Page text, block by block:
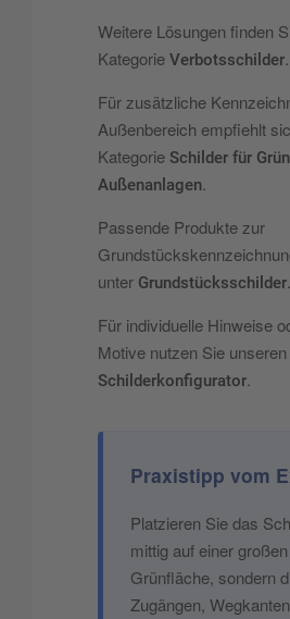
Weitere Lösungen finden
Kategorie Verbotsschilder.
Für zusätzliche
Außenbereich empfiehlt
Kategorie Schilder für
Außenanlagen.
Passende Produkte zur
unter Grundstücksschilder.
Für individuelle Hinweise
Motive nutzen Sie unseren
Schilderkonfigurator.
Praxistipp vom
Platzieren Sie das
mittig auf einer großen
Grünfläche, sondern
Zugängen,